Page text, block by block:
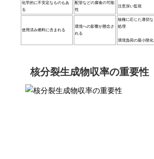
化学的に不安定なものもあ
る
配管などの腐食の可能
性
注意深い監視
使用済み燃料に含まれる
環境への影響が懸念さ
れる
核種に応じた適切な
処理
環境負荷の最小限化
核分裂生成物収率の重要性